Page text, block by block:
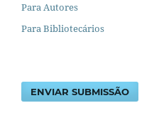
Para Autores
Para Bibliotecários
ENVIAR SUBMISSÃO